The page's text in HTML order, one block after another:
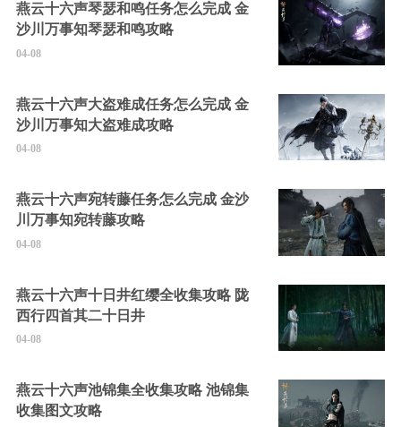
燕云十六声琴瑟和鸣任务怎么完成 金
沙川万事知琴瑟和鸣攻略
04-08
燕云十六声大盗难成任务怎么完成 金
沙川万事知大盗难成攻略
04-08
燕云十六声宛转藤任务怎么完成 金沙
川万事知宛转藤攻略
04-08
燕云十六声十日井红缨全收集攻略 陇
西行四首其二十日井
04-08
燕云十六声池锦集全收集攻略 池锦集
收集图文攻略